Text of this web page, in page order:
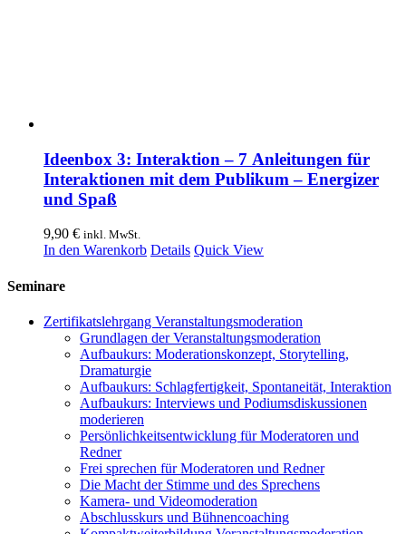
Ideenbox 3: Interaktion – 7 Anleitungen für
Interaktionen mit dem Publikum – Energizer
und Spaß
9,90 € inkl. MwSt.
In den Warenkorb Details Quick View
Seminare
Zertifikatslehrgang Veranstaltungsmoderation
Grundlagen der Veranstaltungsmoderation
Aufbaukurs: Moderationskonzept, Storytelling,
Dramaturgie
Aufbaukurs: Schlagfertigkeit, Spontaneität, Interaktion
Aufbaukurs: Interviews und Podiumsdiskussionen
moderieren
Persönlichkeitsentwicklung für Moderatoren und
Redner
Frei sprechen für Moderatoren und Redner
Die Macht der Stimme und des Sprechens
Kamera- und Videomoderation
Abschlusskurs und Bühnencoaching